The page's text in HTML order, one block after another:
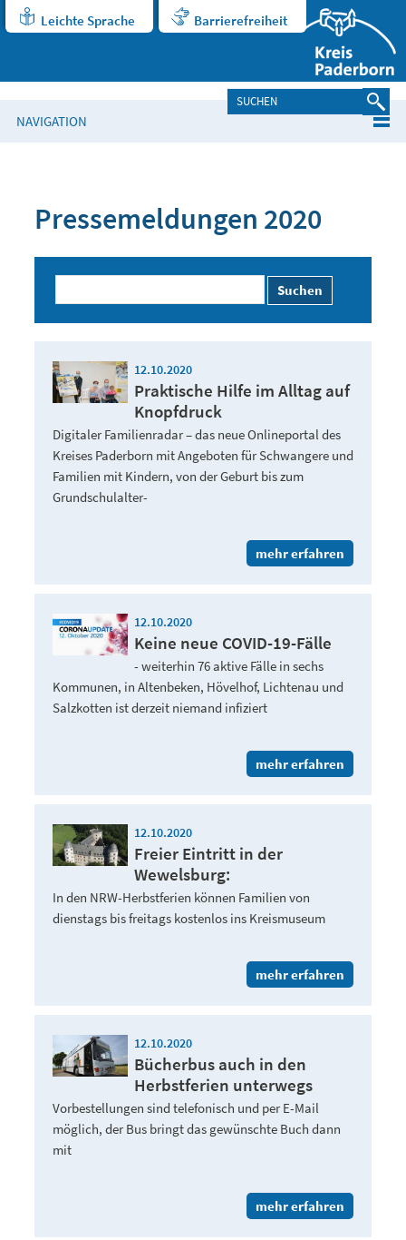
Leichte Sprache Barrierefreiheit
NAVIGATION
Pressemeldungen 2020
Suchen
12.10.2020
Praktische Hilfe im Alltag auf
Knopfdruck
Digitaler Familienradar – das neue Onlineportal des
Kreises Paderborn mit Angeboten für Schwangere und
Familien mit Kindern, von der Geburt bis zum
Grundschulalter-
mehr erfahren
12.10.2020
Keine neue COVID-19-Fälle
- weiterhin 76 aktive Fälle in sechs
Kommunen, in Altenbeken, Hövelhof, Lichtenau und
Salzkotten ist derzeit niemand infiziert
mehr erfahren
12.10.2020
Freier Eintritt in der
Wewelsburg:
In den NRW-Herbstferien können Familien von
dienstags bis freitags kostenlos ins Kreismuseum
mehr erfahren
12.10.2020
Bücherbus auch in den
Herbstferien unterwegs
Vorbestellungen sind telefonisch und per E-Mail
möglich, der Bus bringt das gewünschte Buch dann
mit
mehr erfahren